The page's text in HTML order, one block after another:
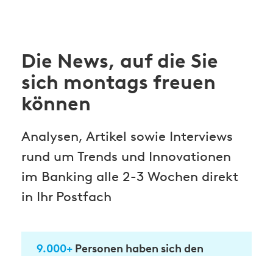
Die News, auf die Sie
sich montags freuen
können
Analysen, Artikel sowie Interviews
rund um Trends und Innovationen
im Banking alle 2-3 Wochen direkt
in Ihr Postfach
9.000+ Personen haben sich den